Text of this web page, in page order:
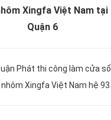
Xingfa Việt Nam tại
Quận 6
Phát thi công làm cửa sổ
Xingfa Việt Nam hệ 93